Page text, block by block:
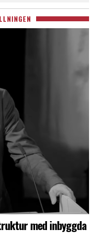
med inbyggda